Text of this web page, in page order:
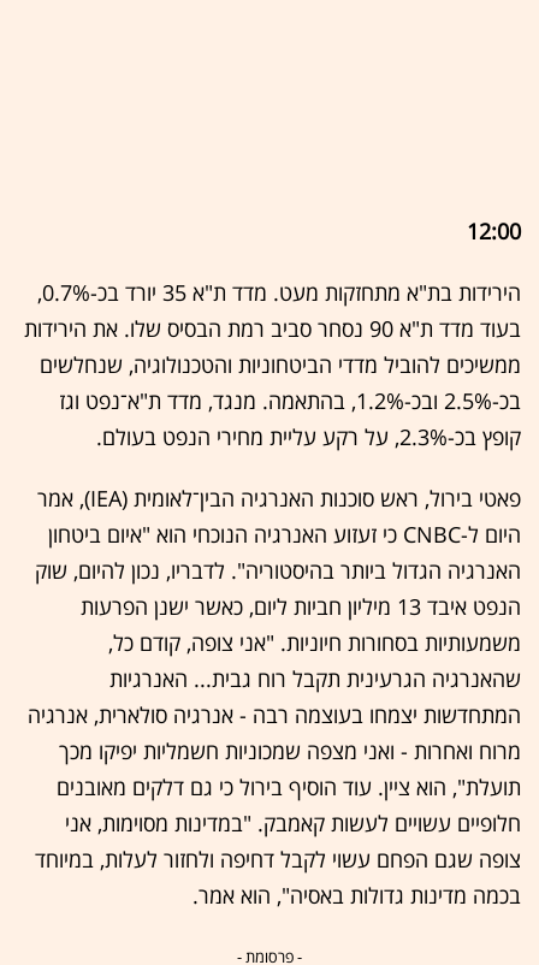
12:00
הירידות בת"א מתחזקות מעט. מדד ת"א 35 יורד בכ-0.7%,
בעוד מדד ת"א 90 נסחר סביב רמת הבסיס שלו. את הירידות
ממשיכים להוביל מדדי הביטחוניות והטכנולוגיה, שנחלשים
בכ-2.5% ובכ-1.2%, בהתאמה. מנגד, מדד ת"א־נפט וגז
קופץ בכ-2.3%, על רקע עליית מחירי הנפט בעולם.
פאטי בירול, ראש סוכנות האנרגיה הבין־לאומית (IEA), אמר
היום ל-CNBC כי זעזוע האנרגיה הנוכחי הוא "איום ביטחון
האנרגיה הגדול ביותר בהיסטוריה". לדבריו, נכון להיום, שוק
הנפט איבד 13 מיליון חביות ליום, כאשר ישנן הפרעות
משמעותיות בסחורות חיוניות. "אני צופה, קודם כל,
שהאנרגיה הגרעינית תקבל רוח גבית... האנרגיות
המתחדשות יצמחו בעוצמה רבה - אנרגיה סולארית, אנרגיה
מרוח ואחרות - ואני מצפה שמכוניות חשמליות יפיקו מכך
תועלת", הוא ציין. עוד הוסיף בירול כי גם דלקים מאובנים
חלופיים עשויים לעשות קאמבק. "במדינות מסוימות, אני
צופה שגם הפחם עשוי לקבל דחיפה ולחזור לעלות, במיוחד
בכמה מדינות גדולות באסיה", הוא אמר.
- פרסומת -